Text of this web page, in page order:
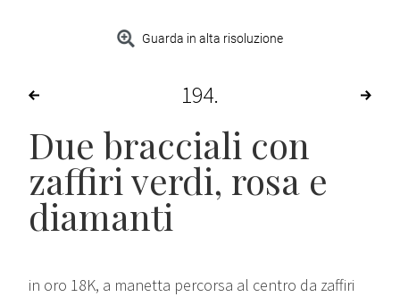
Guarda in alta risoluzione
194
Due bracciali con
zaffiri verdi, rosa e
diamanti
in oro 18K, a manetta percorsa al centro da zaffiri